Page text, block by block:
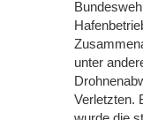
unter
Verletzten.